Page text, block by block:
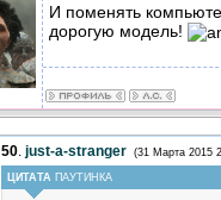
И поменять
дорогую модель!
50. just-a-stranger (31 Марта 2015
ЦИТАТА ПАУТИНКА